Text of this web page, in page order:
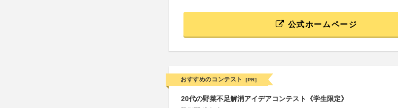
公式ホームページ
おすすめのコンテスト [PR]
20代の野菜不足解消アイデアコンテスト《学生限定》